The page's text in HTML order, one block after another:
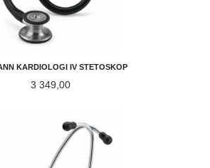
KARDIOLOGI IV STETOSKOP
Pris
3 349,00